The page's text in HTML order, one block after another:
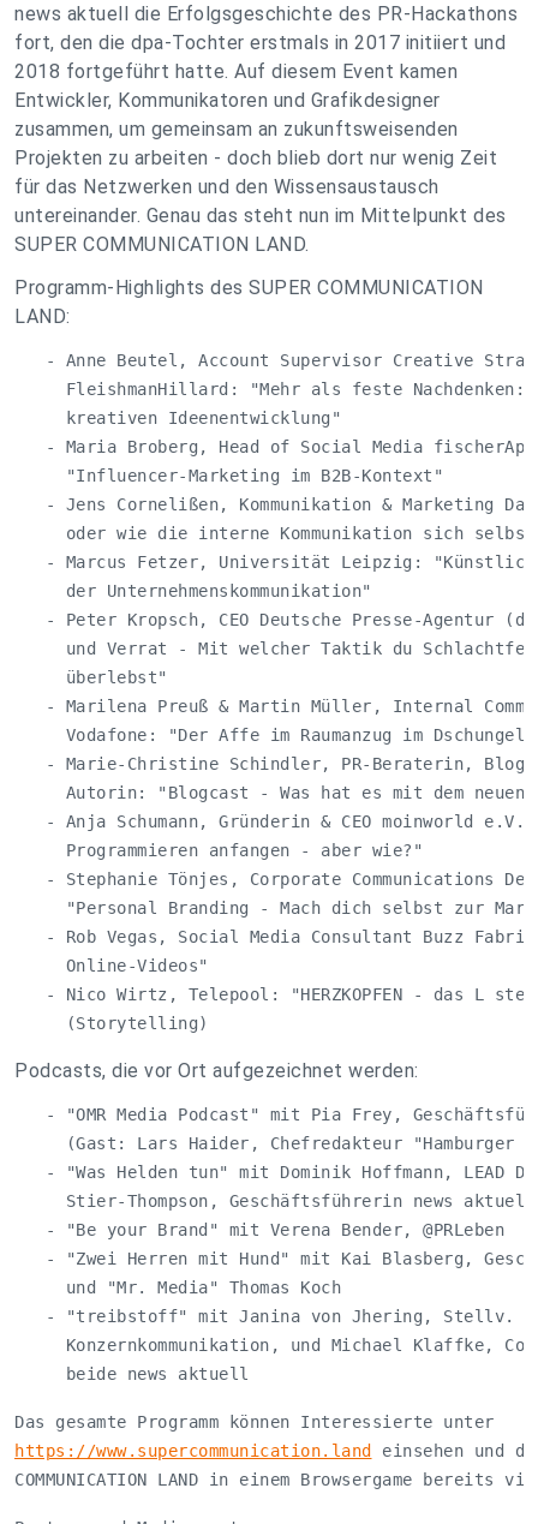
news aktuell die Erfolgsgeschichte des PR-Hackathons
fort, den die dpa-Tochter erstmals in 2017 initiiert und
2018 fortgeführt hatte. Auf diesem Event kamen
Entwickler, Kommunikatoren und Grafikdesigner
zusammen, um gemeinsam an zukunftsweisenden
Projekten zu arbeiten - doch blieb dort nur wenig Zeit
für das Netzwerken und den Wissensaustausch
untereinander. Genau das steht nun im Mittelpunkt des
SUPER COMMUNICATION LAND.
Programm-Highlights des SUPER COMMUNICATION
LAND:
- Anne Beutel, Account Supervisor Creative
FleishmanHillard: "Mehr als feste
     kreativen Ideenentwicklung"
- Maria Broberg, Head of Social Media
     "Influencer-Marketing im B2B-Kontext"
- Jens Cornelißen, Kommunikation & Marketing
oder wie die interne Kommunikation sich
- Marcus Fetzer, Universität Leipzig:
     der Unternehmenskommunikation"
- Peter Kropsch, CEO Deutsche Presse-Agentur
und Verrat - Mit welcher Taktik du
     überlebst"
- Marilena Preuß & Martin Müller, Internal
Vodafone: "Der Affe im Raumanzug im
- Marie-Christine Schindler, PR-Beraterin,
Autorin: "Blogcast - Was hat es mit dem neuen
- Anja Schumann, Gründerin & CEO moinworld
     Programmieren anfangen - aber wie?"
- Stephanie Tönjes, Corporate Communications
"Personal Branding - Mach dich selbst zur
- Rob Vegas, Social Media Consultant Buzz
     Online-Videos"
- Nico Wirtz, Telepool: "HERZKOPFEN - das L
     (Storytelling)
Podcasts, die vor Ort aufgezeichnet werden:
- "OMR Media Podcast" mit Pia Frey,
(Gast: Lars Haider, Chefredakteur "Hamburger
- "Was Helden tun" mit Dominik Hoffmann, LEAD
Stier-Thompson, Geschäftsführerin news
   - "Be your Brand" mit Verena Bender, @PRLeben
- "Zwei Herren mit Hund" mit Kai Blasberg,
     und "Mr. Media" Thomas Koch
- "treibstoff" mit Janina von Jhering, Stellv.
Konzernkommunikation, und Michael Klaffke,
     beide news aktuell
https://www.supercommunication.land
einsehen und
COMMUNICATION LAND in einem Browsergame bereits